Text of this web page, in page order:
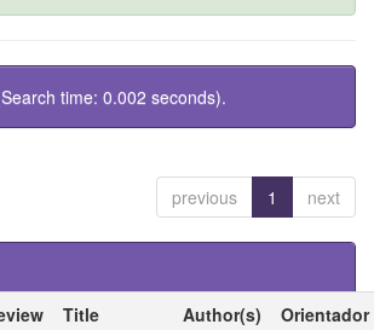
time: 0.002 seconds).
previous 1 next
Title Author(s)
Orientador